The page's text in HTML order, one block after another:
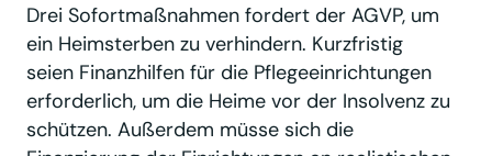
Drei Sofortmaßnahmen fordert der AGVP, um
ein Heimsterben zu verhindern. Kurzfristig
seien Finanzhilfen für die Pflegeeinrichtungen
erforderlich, um die Heime vor der Insolvenz zu
schützen. Außerdem müsse sich die